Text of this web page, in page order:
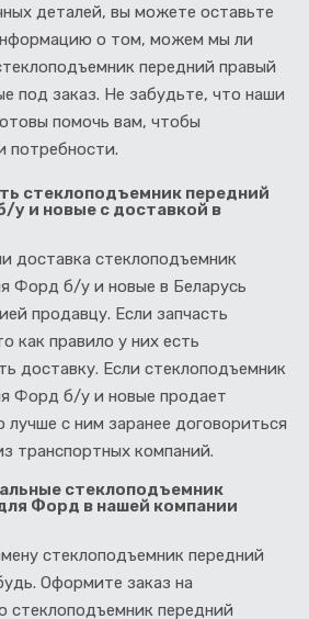
деталей, вы можете оставьте
о том, можем мы ли
передний правый
под заказ. Не забудьте, что наши
помочь вам, чтобы
потребности.
стеклоподъемник передний
у и новые с доставкой в
доставка стеклоподъемник
Форд б/у и новые в Беларусь
продавцу. Если запчасть
как правило у них есть
доставку. Если стеклоподъемник
Форд б/у и новые продает
лучше с ним заранее договориться
транспортных компаний.
стеклоподъемник
Форд в нашей компании
стеклоподъемник передний
Оформите заказ на
стеклоподъемник передний